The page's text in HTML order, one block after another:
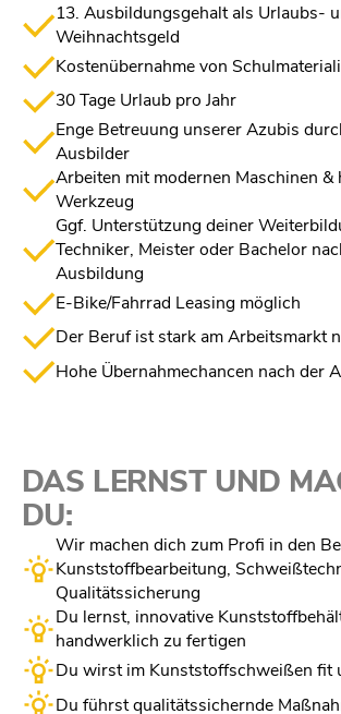
13. Ausbildungsgehalt als Urlaubs-
Weihnachtsgeld
Kostenübernahme von
30 Tage Urlaub pro Jahr
Enge Betreuung unserer Azubis
Ausbilder
Arbeiten mit modernen Maschinen
Werkzeug
Ggf. Unterstützung deiner
Techniker, Meister oder Bachelor
Ausbildung
E-Bike/Fahrrad Leasing möglich
Der Beruf ist stark am Arbeitsmarkt
Hohe Übernahmechancen nach der
DAS LERNST UND
DU:
Wir machen dich zum Profi in den
Kunststoffbearbeitung,
Qualitätssicherung
Du lernst, innovative
handwerklich zu fertigen
Du wirst im Kunststoffschweißen fit
Du führst qualitätssichernde